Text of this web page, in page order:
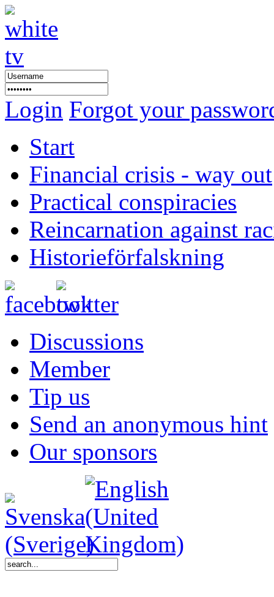
Login Forgot your
Start
Financial crisis - way out
Practical conspiracies
Reincarnation against
Historieförfalskning
Discussions
Member
Tip us
Send an anonymous hint
Our sponsors